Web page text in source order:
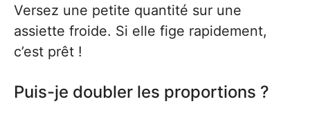
Versez une petite quantité sur une
assiette froide. Si elle fige rapidement,
c’est prêt !
Puis-je doubler les proportions ?